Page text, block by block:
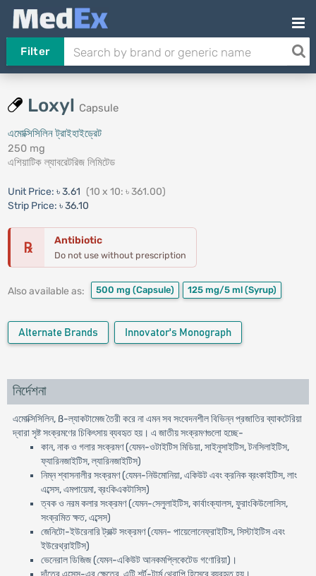
Filter
Loxyl Capsule
এমোক্সিসিলিন ট্রাইহাইড্রেট
250 mg
এশিয়াটিক ল্যাবরেটরিজ লিমিটেড
Unit Price: ৳ 3.61 (10 x 10: ৳ 361.00)
Strip Price: ৳ 36.10
℞ Antibiotic
Do not use without prescription
Also available as: 500 mg (Capsule) 125 mg/5 ml (Syrup)
Alternate Brands Innovator's Monograph
নির্দেশনা
এমোক্সিসিলিন, ß-ল্যাকটামেজ তৈরী করে না এমন সব সংবেদনশীল বিভিন্ন প্রজাতির ব্যাকটেরিয়া
দ্বারা সৃষ্ট সংক্রমণের চিকিৎসায় ব্যবহৃত হয়। এ জাতীয় সংক্রমণগুলো হচ্ছে-
কান, নাক ও গলার সংক্রমণ (যেমন-ওটাইটিস মিডিয়া, সাইনুসাইটিস, টনসিলাইটিস,
ফ্যারিনজাইটিস, ল্যারিনজাইটিস)
নিম্ন শ্বাসনালীর সংক্রমণ (যেমন-নিউমোনিয়া, একিউট এবং ক্রনিক ব্রংকাইটিস, লাং
এব্সেস, এমপায়েমা, ব্রংকিএকটাসিস)
ত্বক ও নরম কলার সংক্রমণ (যেমন-সেলুলাইটিস, কার্বাংক্যালস, ফুরাংকিউলোসিস,
সংক্রমিত ক্ষত, এব্সেস)
জেনিটো-ইউরেনারি ট্রাক্ট সংক্রমণ (যেমন- পায়েলোনেফ্রাইটিস, সিস্টাইটিস এবং
ইউরেথ্রাইটিস)
ভেনেরাল ডিজিজ (যেমন-একিউট আনকমপ্লিকেটেড গণোরিয়া)।